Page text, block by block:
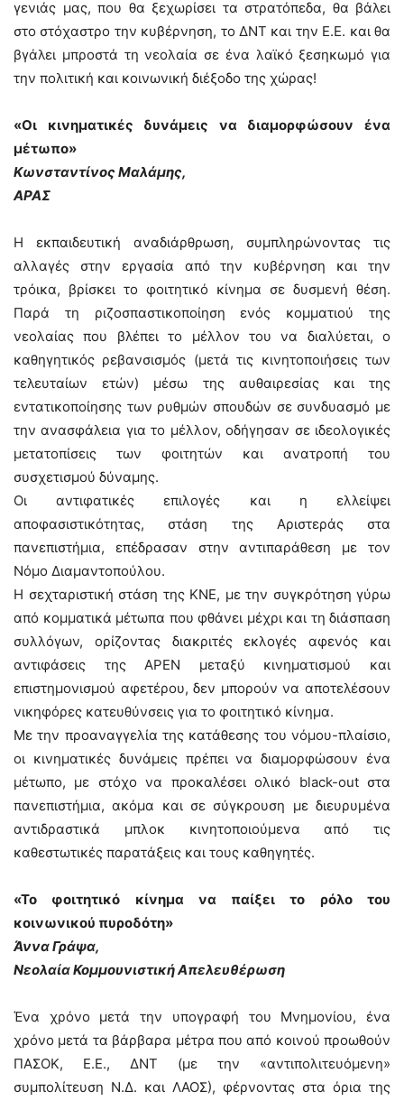
γενιάς μας, που θα ξεχωρίσει τα στρατόπεδα, θα βάλει
στο στόχαστρο την κυβέρνηση, το ΔΝΤ και την Ε.Ε. και θα
βγάλει μπροστά τη νεολαία σε ένα λαϊκό ξεσηκωμό για
την πολιτική και κοινωνική διέξοδο της χώρας!
«Οι κινηματικές δυνάμεις να διαμορφώσουν ένα
μέτωπο»
Κωνσταντίνος Μαλάμης,
ΑΡΑΣ
Η εκπαιδευτική αναδιάρθρωση, συμπληρώνοντας τις
αλλαγές στην εργασία από την κυβέρνηση και την
τρόικα, βρίσκει το φοιτητικό κίνημα σε δυσμενή θέση.
Παρά τη ριζοσπαστικοποίηση ενός κομματιού της
νεολαίας που βλέπει το μέλλον του να διαλύεται, ο
καθηγητικός ρεβανσισμός (μετά τις κινητοποιήσεις των
τελευταίων ετών) μέσω της αυθαιρεσίας και της
εντατικοποίησης των ρυθμών σπουδών σε συνδυασμό με
την ανασφάλεια για το μέλλον, οδήγησαν σε ιδεολογικές
μετατοπίσεις των φοιτητών και ανατροπή του
συσχετισμού δύναμης.
Οι αντιφατικές επιλογές και η ελλείψει
αποφασιστικότητας, στάση της Αριστεράς στα
πανεπιστήμια, επέδρασαν στην αντιπαράθεση με τον
Νόμο Διαμαντοπούλου.
Η σεχταριστική στάση της ΚΝΕ, με την συγκρότηση γύρω
από κομματικά μέτωπα που φθάνει μέχρι και τη διάσπαση
συλλόγων, ορίζοντας διακριτές εκλογές αφενός και
αντιφάσεις της ΑΡΕΝ μεταξύ κινηματισμού και
επιστημονισμού αφετέρου, δεν μπορούν να αποτελέσουν
νικηφόρες κατευθύνσεις για το φοιτητικό κίνημα.
Με την προαναγγελία της κατάθεσης του νόμου-πλαίσιο,
οι κινηματικές δυνάμεις πρέπει να διαμορφώσουν ένα
μέτωπο, με στόχο να προκαλέσει ολικό black-out στα
πανεπιστήμια, ακόμα και σε σύγκρουση με διευρυμένα
αντιδραστικά μπλοκ κινητοποιούμενα από τις
καθεστωτικές παρατάξεις και τους καθηγητές.
«Το φοιτητικό κίνημα να παίξει το ρόλο του
κοινωνικού πυροδότη»
Άννα Γράψα,
Νεολαία Κομμουνιστική Απελευθέρωση
Ένα χρόνο μετά την υπογραφή του Μνημονίου, ένα
χρόνο μετά τα βάρβαρα μέτρα που από κοινού προωθούν
ΠΑΣΟΚ, Ε.Ε., ΔΝΤ (με την «αντιπολιτευόμενη»
συμπολίτευση Ν.Δ. και ΛΑΟΣ), φέρνοντας στα όρια της